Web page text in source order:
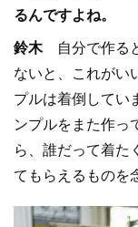
るんですよね。
鈴木 自分で作る
ないと、これがい
プルは着倒してい
ンプルをまた作っ
ら、誰だって着た
てもらえるものを